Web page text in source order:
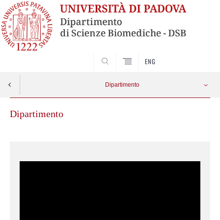
ENG
Dipartimento
Dipartimento